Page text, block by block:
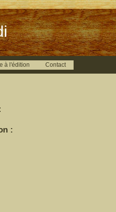
à l'édition Contact
: